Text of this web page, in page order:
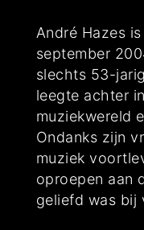
André Hazes
september
slechts 53-
leegte achter
muziekwereld
Ondanks zijn
muziek
oproepen aan
geliefd was bij